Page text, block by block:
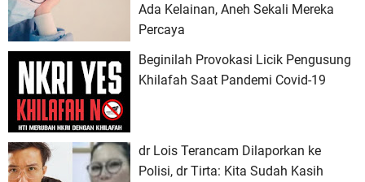
Ada Kelainan, Aneh Sekali Mereka
Percaya
Beginilah Provokasi Licik Pengusung
Khilafah Saat Pandemi Covid-19
dr Lois Terancam Dilaporkan ke
Polisi, dr Tirta: Kita Sudah Kasih